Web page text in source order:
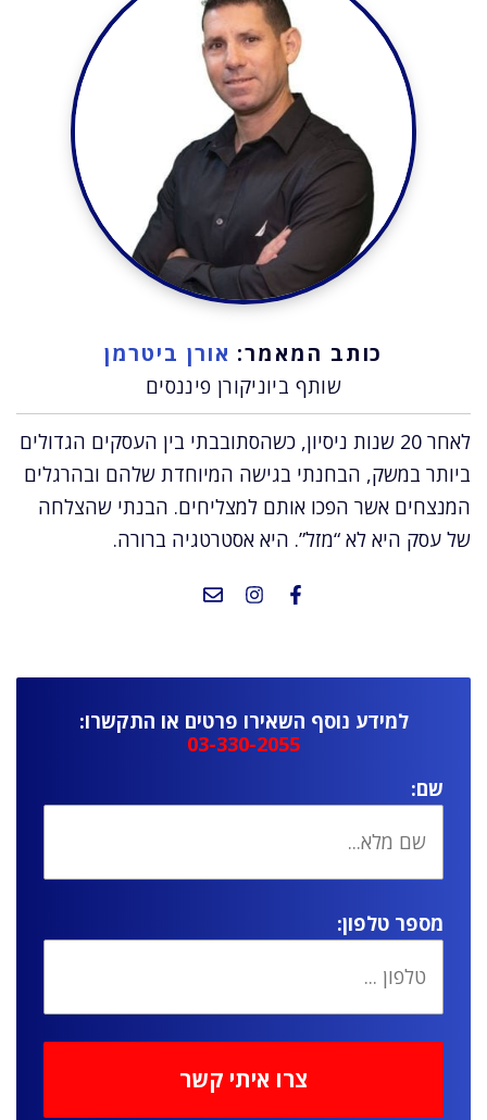
כותב המאמר: אורן ביטרמן
שותף ביוניקורן פיננסים
לאחר 20 שנות ניסיון, כשהסתובבתי בין העסקים הגדולים
ביותר במשק, הבחנתי בגישה המיוחדת שלהם ובהרגלים
המנצחים אשר הפכו אותם למצליחים. הבנתי שהצלחה
של עסק היא לא “מזל”. היא אסטרטגיה ברורה.
למידע נוסף השאירו פרטים או התקשרו:
03-330-2055
שם:
מספר טלפון: